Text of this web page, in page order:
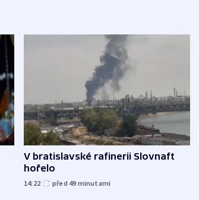
V bratislavské rafinerii Slovnaft
hořelo
14:22 před 49 minutami